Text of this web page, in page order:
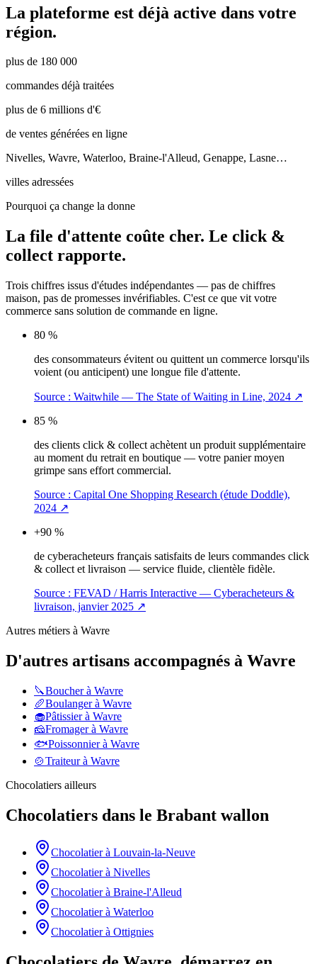
La plateforme est déjà active dans votre
région.
plus de 180 000
commandes déjà traitées
plus de 6 millions d'€
de ventes générées en ligne
Nivelles, Wavre, Waterloo, Braine-l'Alleud, Genappe, Lasne…
villes adressées
Pourquoi ça change la donne
La file d'attente coûte cher. Le click &
collect rapporte.
Trois chiffres issus d'études indépendantes — pas de chiffres
maison, pas de promesses invérifiables. C'est ce que vit votre
commerce sans solution de commande en ligne.
80 %
des consommateurs évitent ou quittent un commerce lorsqu'ils
voient (ou anticipent) une longue file d'attente.
Source : Waitwhile — The State of Waiting in Line, 2024 ↗
85 %
des clients click & collect achètent un produit supplémentaire
au moment du retrait en boutique — votre panier moyen
grimpe sans effort commercial.
Source : Capital One Shopping Research (étude Doddle),
2024 ↗
+90 %
de cyberacheteurs français satisfaits de leurs commandes click
& collect et livraison — service fluide, clientèle fidèle.
Source : FEVAD / Harris Interactive — Cyberacheteurs &
livraison, janvier 2025 ↗
Autres métiers à Wavre
D'autres artisans accompagnés à Wavre
🔪Boucherà Wavre
🥖Boulangerà Wavre
🧁Pâtissierà Wavre
🧀Fromagerà Wavre
🐟Poissonnierà Wavre
🍲Traiteurà Wavre
Chocolatiers ailleurs
Chocolatiers dans le Brabant wallon
Chocolatierà Louvain-la-Neuve
Chocolatierà Nivelles
Chocolatierà Braine-l'Alleud
Chocolatierà Waterloo
Chocolatierà Ottignies